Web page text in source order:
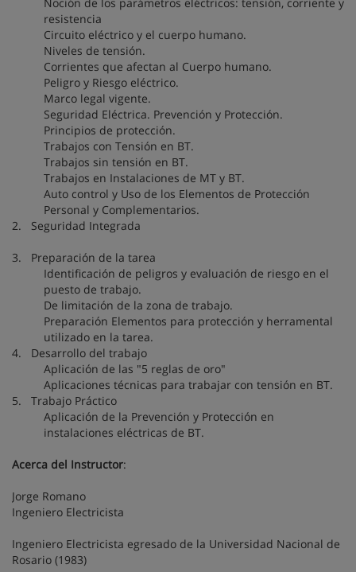
resistencia
Circuito eléctrico y el cuerpo humano.
Niveles de tensión.
Corrientes que afectan al Cuerpo humano.
Peligro y Riesgo eléctrico.
Marco legal vigente.
Seguridad Eléctrica. Prevención y Protección.
Principios de protección.
Trabajos con Tensión en BT.
Trabajos sin tensión en BT.
Trabajos en Instalaciones de MT y BT.
Auto control y Uso de los Elementos de Protección
Personal y Complementarios.
2. Seguridad Integrada
3. Preparación de la tarea
Identificación de peligros y evaluación de riesgo en el
puesto de trabajo.
De limitación de la zona de trabajo.
Preparación Elementos para protección y herramental
utilizado en la tarea.
4. Desarrollo del trabajo
Aplicación de las "5 reglas de oro"
Aplicaciones técnicas para trabajar con tensión en BT.
5. Trabajo Práctico
Aplicación de la Prevención y Protección en
instalaciones eléctricas de BT.
Acerca del Instructor:
Jorge Romano
Ingeniero Electricista
Ingeniero Electricista egresado de la Universidad Nacional de
Rosario (1983)